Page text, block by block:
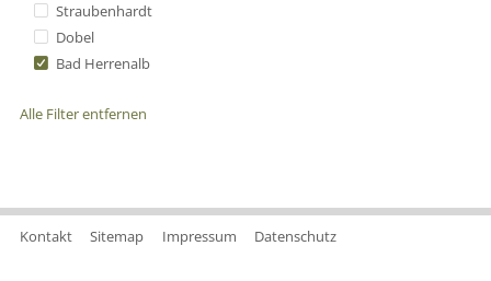
Straubenhardt
Dobel
Bad Herrenalb
Alle Filter entfernen
Kontakt Sitemap Impressum Datenschutz